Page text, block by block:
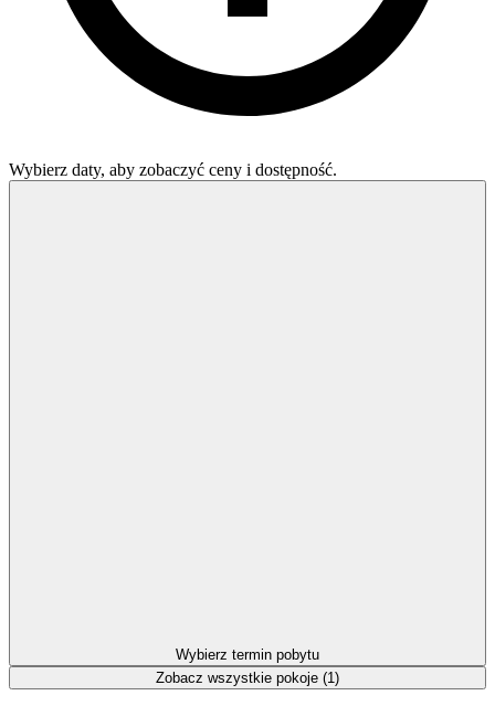
Wybierz daty, aby zobaczyć ceny i dostępność.
Wybierz termin pobytu
Zobacz wszystkie pokoje (1)